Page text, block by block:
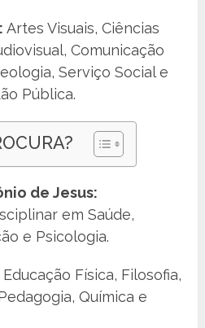
Artes Visuais, Ciências
Comunicação
Serviço Social e
Pública.
de Jesus:
em Saúde,
e Psicologia.
Educação Física, Filosofia,
Química e